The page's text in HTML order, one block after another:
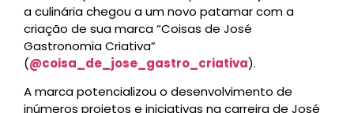
a culinária chegou a um novo patamar com a
criação de sua marca “Coisas de José
Gastronomia Criativa”
(@coisa_de_jose_gastro_criativa).
A marca potencializou o desenvolvimento de
inúmeros projetos e iniciativas na carreira de José